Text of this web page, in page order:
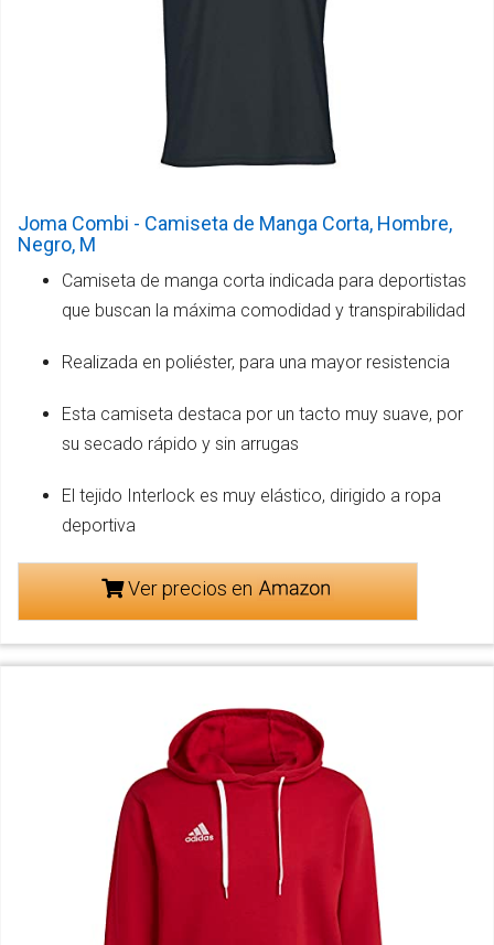
Joma Combi - Camiseta de Manga Corta, Hombre,
Negro, M
Camiseta de manga corta indicada para deportistas
que buscan la máxima comodidad y transpirabilidad
Realizada en poliéster, para una mayor resistencia
Esta camiseta destaca por un tacto muy suave, por
su secado rápido y sin arrugas
El tejido Interlock es muy elástico, dirigido a ropa
deportiva
Ver precios en